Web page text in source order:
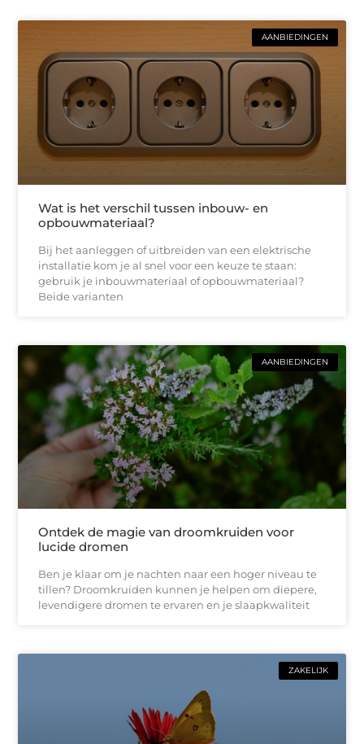
AANBIEDINGEN
Wat is het verschil tussen inbouw- en
opbouwmateriaal?
Bij het aanleggen of uitbreiden van een elektrische
installatie kom je al snel voor een keuze te staan:
gebruik je inbouwmateriaal of opbouwmateriaal?
Beide varianten
AANBIEDINGEN
Ontdek de magie van droomkruiden voor
lucide dromen
Ben je klaar om je nachten naar een hoger niveau te
tillen? Droomkruiden kunnen je helpen om diepere,
levendigere dromen te ervaren en je slaapkwaliteit
ZAKELIJK